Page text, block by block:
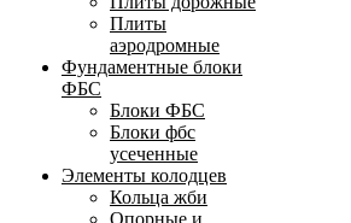
Плиты
аэродромные
Фундаментные блоки
ФБС
Блоки ФБС
Блоки фбс
усеченные
Элементы колодцев
Кольца жби
Опорные и